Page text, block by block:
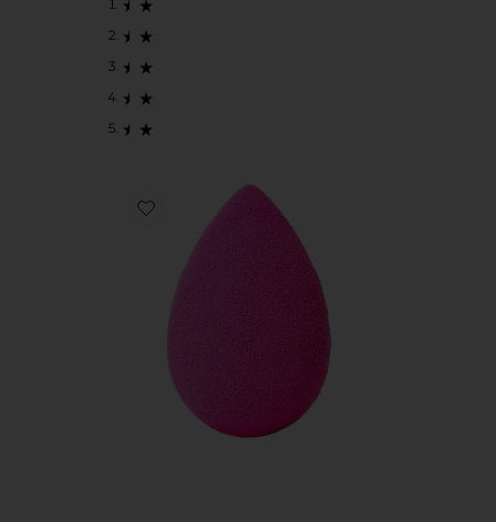
Favorite ORIGINAL BEAUTYBLENDER ビューティーツ